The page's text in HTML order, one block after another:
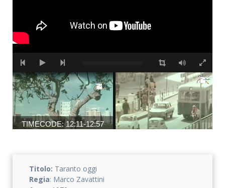
TIMECODE: 12:11-12:57
Titolo: Taranto oggi
Regia: Marco Zavattini